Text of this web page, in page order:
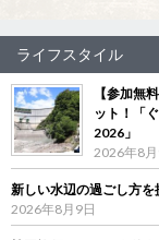
ライフスタイル
【参加無
ット！「
2026」
2026年8月
新しい水辺の過ごし方
2026年8月9日